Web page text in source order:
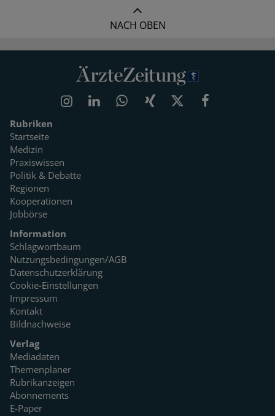
NACH OBEN
Rubriken
Startseite
Medizin
Praxiswissen
Politik & Debatte
Regionen
Kooperationen
Jobbörse
Information
Schlagwortbaum
Nutzungsbedingungen/AGB
Datenschutzerklärung
Cookie-Einstellungen
Impressum
Kontakt
Bildnachweise
Verlag
Mediadaten
Themenplaner
Rubrikanzeigen
Abonnements
E-Paper